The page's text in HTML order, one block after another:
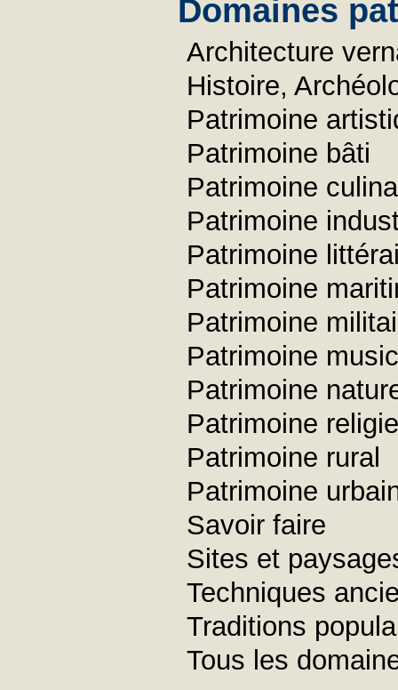
Domaines
Architecture
Histoire,
Patrimoine
Patrimoine bâti
Patrimoine
Patrimoine
Patrimoine
Patrimoine
Patrimoine
Patrimoine
Patrimoine
Patrimoine
Patrimoine rural
Patrimoine
Savoir faire
Sites et
Techniques
Traditions
Tous les